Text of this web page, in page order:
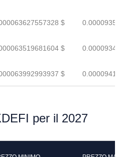
$
$
$
per il 2027